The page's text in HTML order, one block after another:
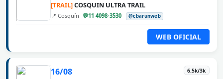
[TRAIL]COSQUIN ULTRA TRAIL
📍 Cosquín 💬11 4098-3530 @cbarunweb
WEB OFICIAL
16/08 6.5k/3k